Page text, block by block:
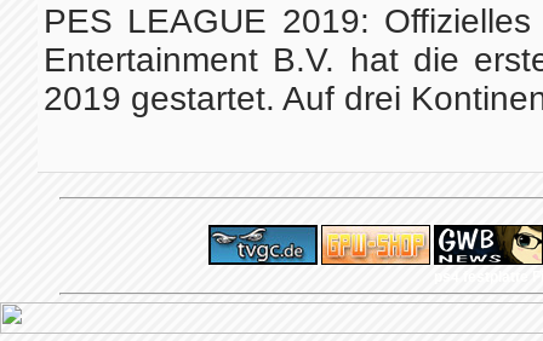
PES LEAGUE 2019:
Entertainment B.V. hat die
2019 gestartet. Auf drei